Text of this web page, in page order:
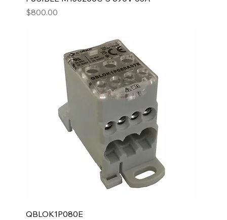
Precio
$800.00
QBLOK1P080E